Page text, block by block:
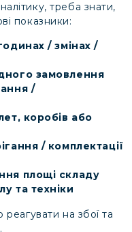
треба знати,
показники:
/ змінах /
замовлення
/
коробів або
/ комплектації
площі складу
та техніки
на збої та